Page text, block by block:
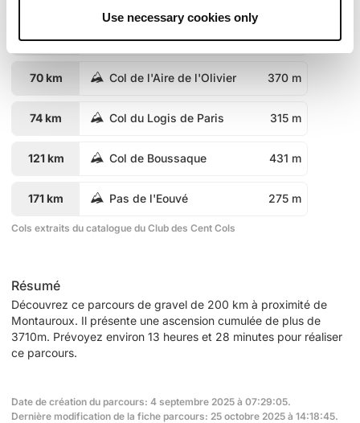
Use necessary cookies only
68 km Col du Truc de Michel 390 m
70 km Col de l'Aire de l'Olivier 370 m
74 km Col du Logis de Paris 315 m
121 km Col de Boussaque 431 m
171 km Pas de l'Eouvé 275 m
Cols extraits du catalogue du Club des Cent Cols
Résumé
Découvrez ce parcours de gravel de 200 km à proximité de
Montauroux. Il présente une ascension cumulée de plus de
3710m. Prévoyez environ 13 heures et 28 minutes pour réaliser
ce parcours.
Date de création du parcours: 4 septembre 2025 à 07:29:05.
Dernière modification de la fiche parcours: 25 octobre 2025 à 14:18:45.